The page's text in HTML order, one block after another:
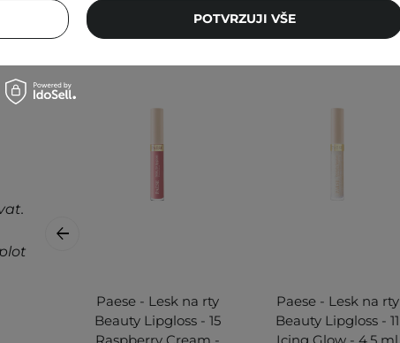
Paese - Lesk na rty
Beauty Lipgloss - 15
Raspberry Cream -
Paese - Lesk na rty
Beauty Lipgloss - 11
Icing Glow - 4,5 ml
POTVRZUJI VŠE